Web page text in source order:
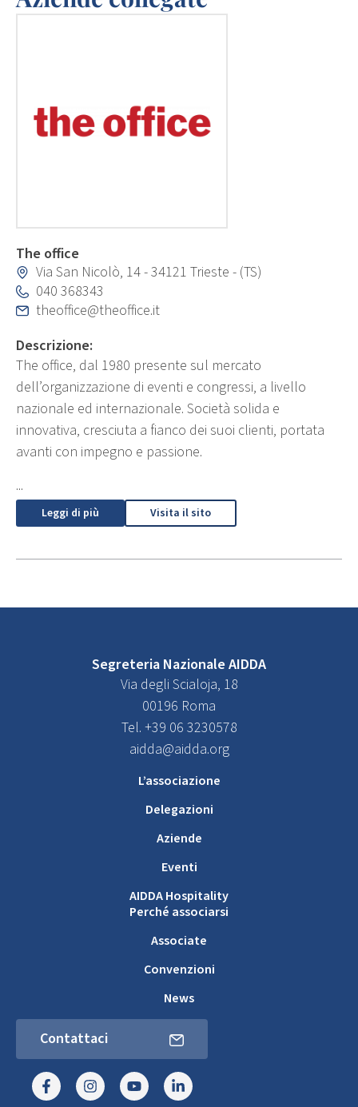
The office
Via San Nicolò, 14 - 34121 Trieste - (TS)
040 368343
theoffice@theoffice.it
Descrizione:
The office, dal 1980 presente sul mercato
dell’organizzazione di eventi e congressi, a livello
nazionale ed internazionale. Società solida e
innovativa, cresciuta a fianco dei suoi clienti, portata
avanti con impegno e passione.
...
Leggi di più Visita il sito
Segreteria Nazionale AIDDA
Via degli Scialoja, 18
00196 Roma
Tel. +39 06 3230578
aidda@aidda.org
L’associazione
Delegazioni
Aziende
Eventi
AIDDA Hospitality
Perché associarsi
Associate
Convenzioni
News
Contattaci